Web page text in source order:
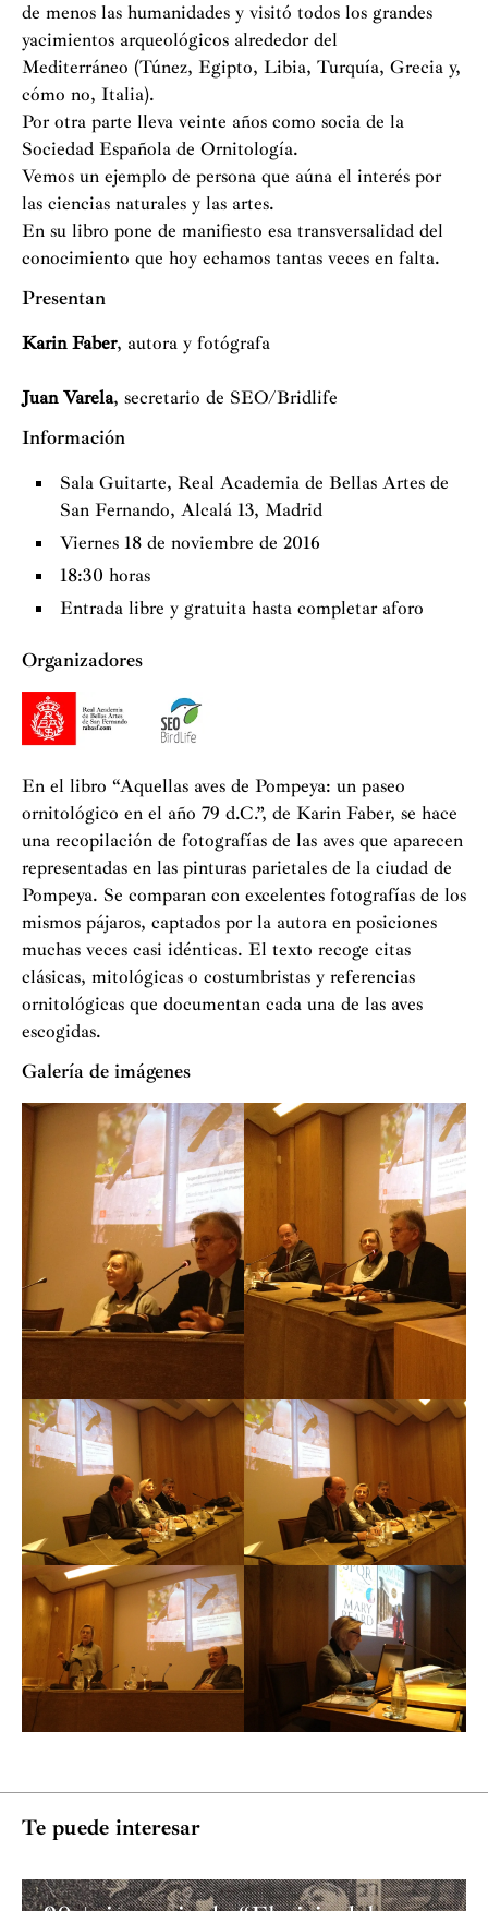
de menos las humanidades y visitó todos los grandes
yacimientos arqueológicos alrededor del
Mediterráneo (Túnez, Egipto, Libia, Turquía, Grecia y,
cómo no, Italia).
Por otra parte lleva veinte años como socia de la
Sociedad Española de Ornitología.
Vemos un ejemplo de persona que aúna el interés por
las ciencias naturales y las artes.
En su libro pone de manifiesto esa transversalidad del
conocimiento que hoy echamos tantas veces en falta.
Presentan
Karin Faber, autora y fotógrafa
Juan Varela, secretario de SEO/Bridlife
Información
Sala Guitarte, Real Academia de Bellas Artes de
San Fernando, Alcalá 13, Madrid
Viernes 18 de noviembre de 2016
18:30 horas
Entrada libre y gratuita hasta completar aforo
Organizadores
En el libro “Aquellas aves de Pompeya: un paseo
ornitológico en el año 79 d.C.”, de Karin Faber, se hace
una recopilación de fotografías de las aves que aparecen
representadas en las pinturas parietales de la ciudad de
Pompeya. Se comparan con excelentes fotografías de los
mismos pájaros, captados por la autora en posiciones
muchas veces casi idénticas. El texto recoge citas
clásicas, mitológicas o costumbristas y referencias
ornitológicas que documentan cada una de las aves
escogidas.
Galería de imágenes
Te puede interesar